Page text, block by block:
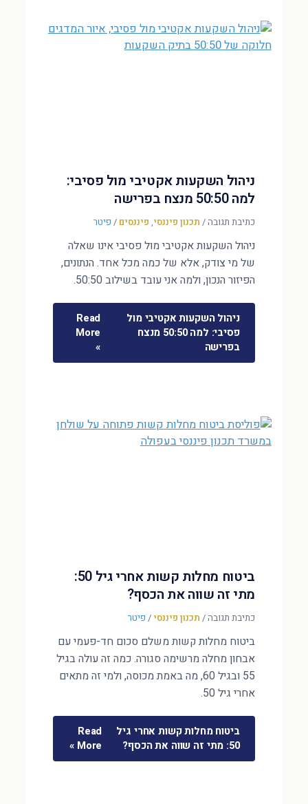
ניהול השקעות אקטיבי מול פסיבי:
למה 50:50 מנצח בפרישה
כתיבת תגובה/ תכנון פיננסי, פיננסים / פיטר
ניהול השקעות אקטיבי מול פסיבי אינו שאלה
של מי צודק, אלא של כמה מכל אחד. הנתונים,
הפיזור הנכון, ולמה אני עובד בשילוב 50:50.
ניהול השקעות אקטיבי מול
פסיבי: למה 50:50 מנצח
בפרישה
Read
More
»
ביטוח מחלות קשות אחרי גיל 50:
מתי זה שווה את הכסף?
כתיבת תגובה/ תכנון פיננסי/ פיטר
ביטוח מחלות קשות משלם סכום חד-פעמי עם
אבחון מחלה מרשימה סגורה. כמה זה עולה בגיל
55 ובגיל 60, מה באמת מכוסה, ולמי זה מתאים
אחרי גיל 50.
ביטוח מחלות קשות אחרי גיל
50: מתי זה שווה את הכסף?
Read
More »